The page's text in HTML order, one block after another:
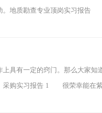
地质勘查专业顶岗实习报告
具有一定的窍门。那么大家知
购实习报告 1 很荣幸能在紫
。 虽然实习的时间不是很长